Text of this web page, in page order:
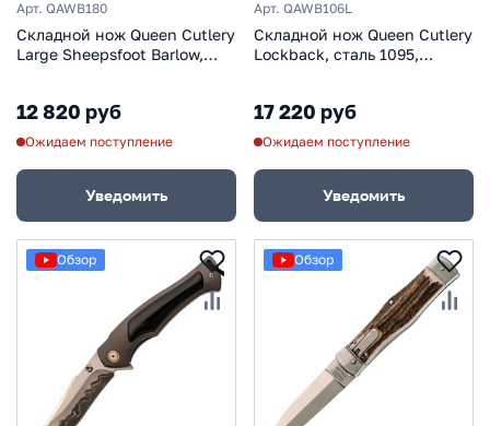
Арт. QAWB180
Складной нож Queen Cutlery
Large Sheepsfoot Barlow,
12 820 руб
Ожидаем поступление
Уведомить
Арт. QAWB106L
Складной нож Queen Cutlery
Lockback, сталь 1095,
17 220 руб
Ожидаем поступление
Уведомить
Обзор Обзор